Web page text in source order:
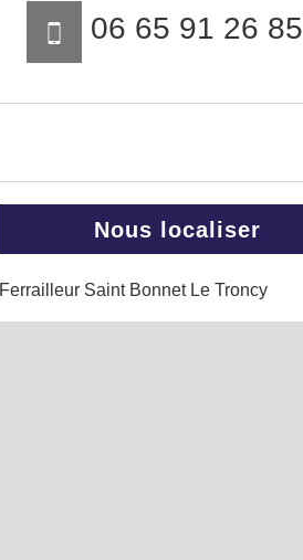
06 65 91 26 85
Nous localiser
Ferrailleur Saint Bonnet Le Troncy